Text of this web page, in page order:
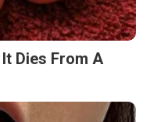
Dies From A